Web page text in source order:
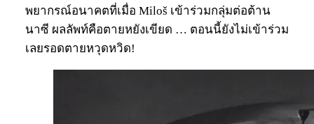
พยากรณ์อนาคตที่เมื่อ Miloš เข้าร่วมกลุ่มต่อต้าน
นาซี ผลลัพท์คือตายหยังเขียด … ตอนนี้ยังไม่เข้าร่วม
เลยรอดตายหวุดหวิด!